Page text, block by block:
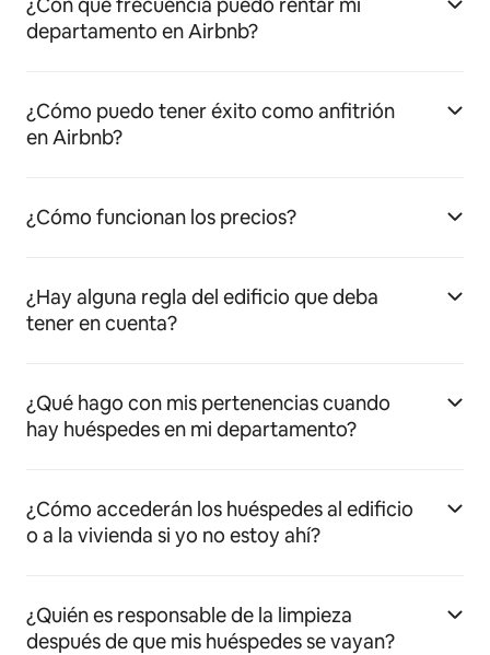
departamento en Airbnb?
¿Cómo puedo tener éxito como anfitrión
en Airbnb?
¿Cómo funcionan los precios?
¿Hay alguna regla del edificio que deba
tener en cuenta?
¿Qué hago con mis pertenencias cuando
hay huéspedes en mi departamento?
¿Cómo accederán los huéspedes al edificio
o a la vivienda si yo no estoy ahí?
¿Quién es responsable de la limpieza
después de que mis huéspedes se vayan?